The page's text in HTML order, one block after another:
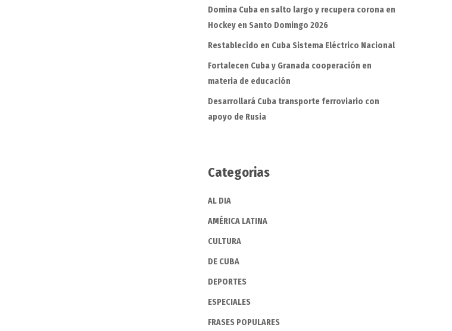
Domina Cuba en salto largo y recupera corona en
Hockey en Santo Domingo 2026
Restablecido en Cuba Sistema Eléctrico Nacional
Fortalecen Cuba y Granada cooperación en
materia de educación
Desarrollará Cuba transporte ferroviario con
apoyo de Rusia
Categorias
AL DIA
AMÉRICA LATINA
CULTURA
DE CUBA
DEPORTES
ESPECIALES
FRASES POPULARES